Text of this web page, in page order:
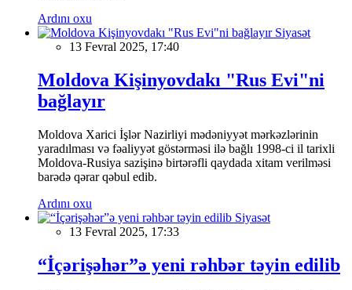
Ardını oxu
Siyasət
13 Fevral 2025, 17:40
Moldova Kişinyovdakı "Rus Evi"ni
bağlayır
Moldova Xarici İşlər Nazirliyi mədəniyyət mərkəzlərinin
yaradılması və fəaliyyət göstərməsi ilə bağlı 1998-ci il tarixli
Moldova-Rusiya sazişinə birtərəfli qaydada xitam verilməsi
barədə qərar qəbul edib.
Ardını oxu
Siyasət
13 Fevral 2025, 17:33
“İçərişəhər”ə yeni rəhbər təyin edilib